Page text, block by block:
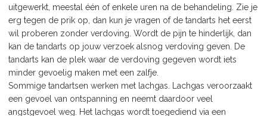
uitgewerkt, meestal één of enkele uren na de behandeling. Zie je
erg tegen de prik op, dan kun je vragen of de tandarts het eerst
wil proberen zonder verdoving. Wordt de pijn te hinderlijk, dan
kan de tandarts op jouw verzoek alsnog verdoving geven. De
tandarts kan de plek waar de verdoving gegeven wordt iets
minder gevoelig maken met een zalfje.
Sommige tandartsen werken met lachgas. Lachgas veroorzaakt
een gevoel van ontspanning en neemt daardoor veel
angstgevoel weg. Het lachgas wordt toegediend via een